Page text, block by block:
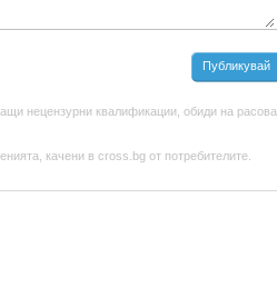
Публикувай
нецензурни квалификации, обиди на расова,
качени в cross.bg от потребителите.